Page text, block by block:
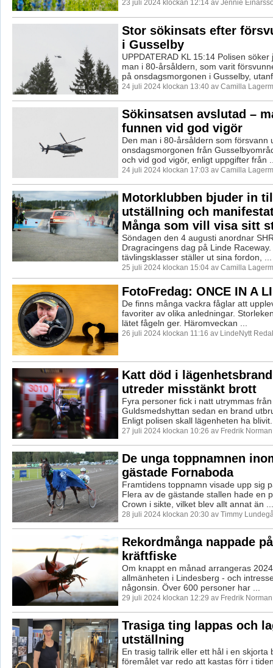
23 juli 2024 klockan 12:14 av Jennie
Stor sökinsats efter
i Gusselby
UPPDATERAD KL 15:14 Polisen
man i 80-årsåldern, som varit
på onsdagsmorgonen i Gusselby,
24 juli 2024 klockan 13:40 av Camilla
Sökinsatsen avslutad –
funnen vid god vigör
Den man i 80-årsåldern som försvann
onsdagsmorgonen från
och vid god vigör, enligt uppgifter från
24 juli 2024 klockan 17:03 av Camilla
Motorklubben bjuder in
utställning och
Många som vill visa sitt
Söndagen den 4 augusti anordnar
Dragracingens dag på Linde
tävlingsklasser ställer ut sina fordon, ...
25 juli 2024 klockan 15:04 av Camilla
FotoFredag: ONCE IN A
De finns många vackra fåglar att
favoriter av olika anledningar.
lätet fågeln ger. Häromveckan ...
26 juli 2024 klockan 11:16 av LindeNytt
Katt död i
utreder misstänkt brott
Fyra personer fick i natt utrymmas
Guldsmedshyttan sedan en brand
Enligt polisen skall lägenheten ha
27 juli 2024 klockan 10:26 av Fredrik
De unga toppnamnen
gästade Fornaboda
Framtidens toppnamn visade upp sig
Flera av de gästande stallen hade en
Crown i sikte, vilket blev allt annat än ...
28 juli 2024 klockan 20:30 av Timmy
Rekordmånga nappade
kräftfiske
Om knappt en månad arrangeras
allmänheten i Lindesberg - och
någonsin. Över 600 personer har ...
29 juli 2024 klockan 12:29 av Fredrik
Trasiga ting lappas och
utställning
En trasig tallrik eller ett hål i en skjorta
föremålet var redo att kastas förr i